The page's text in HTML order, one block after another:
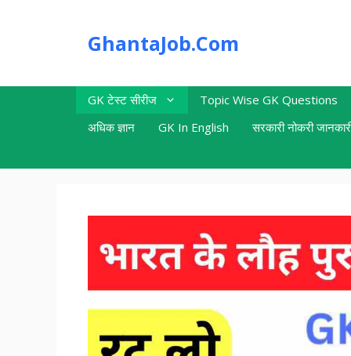
GhantaJob.Com
GK टेस्ट सीरीज Topic Wise GK Questions
अधिक ज्ञान
GK In English सरकारी नोकरी